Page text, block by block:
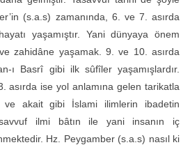
(s.a.s) zamanında, 6. ve 7. asırda
yaşamıştır. Yani dünyaya önem
zahidâne yaşamak. 9. ve 10. asırda
ı Basrî gibi ilk sûfîler yaşamışlardır.
asırda ise yol anlamına gelen tarikatla
ve akait gibi İslami ilimlerin ibadetin
ilmi bâtın ile yani insanın iç
Hz. Peygamber (s.a.s) nasıl ki